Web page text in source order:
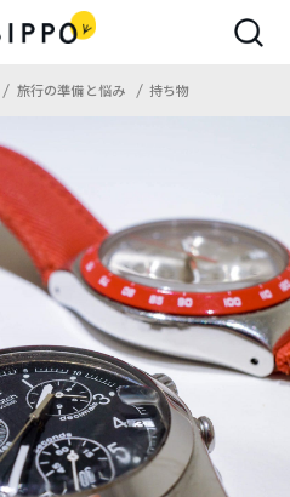
旅行の準備と悩み 持ち物